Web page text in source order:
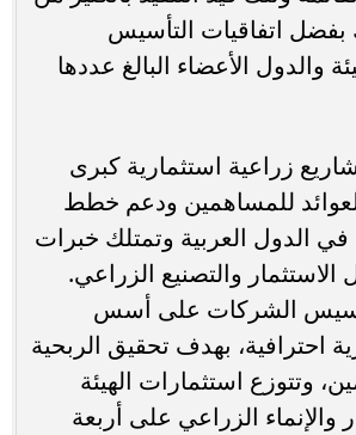
بفضل اتفاقيات التأسيس
والدول الأعضاء البالغ عددها
زراعية استثمارية كبرى
للمساهمين ودعم خطط
في الدول العربية وتمتلك خبرات
والتصنيع الزراعي.
الشركات على أسس
احترافية، بهدف تحقيق الربحية
وتتوزع استثمارات الهيئة
والإنماء الزراعي على أربعة